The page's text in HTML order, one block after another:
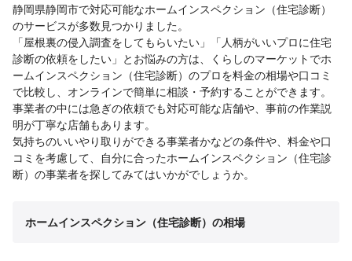
静岡県静岡市で対応可能なホームインスペクション（住宅診断）
のサービスが多数見つかりました。
「屋根裏の侵入調査をしてもらいたい」「人柄がいいプロに住宅
診断の依頼をしたい」とお悩みの方は、くらしのマーケットでホ
ームインスペクション（住宅診断）のプロを料金の相場や口コミ
で比較し、オンラインで簡単に相談・予約することができます。
事業者の中には急ぎの依頼でも対応可能な店舗や、事前の作業説
明が丁寧な店舗もあります。
気持ちのいいやり取りができる事業者かなどの条件や、料金や口
コミを考慮して、自分に合ったホームインスペクション（住宅診
断）の事業者を探してみてはいかがでしょうか。
ホームインスペクション（住宅診断）の相場